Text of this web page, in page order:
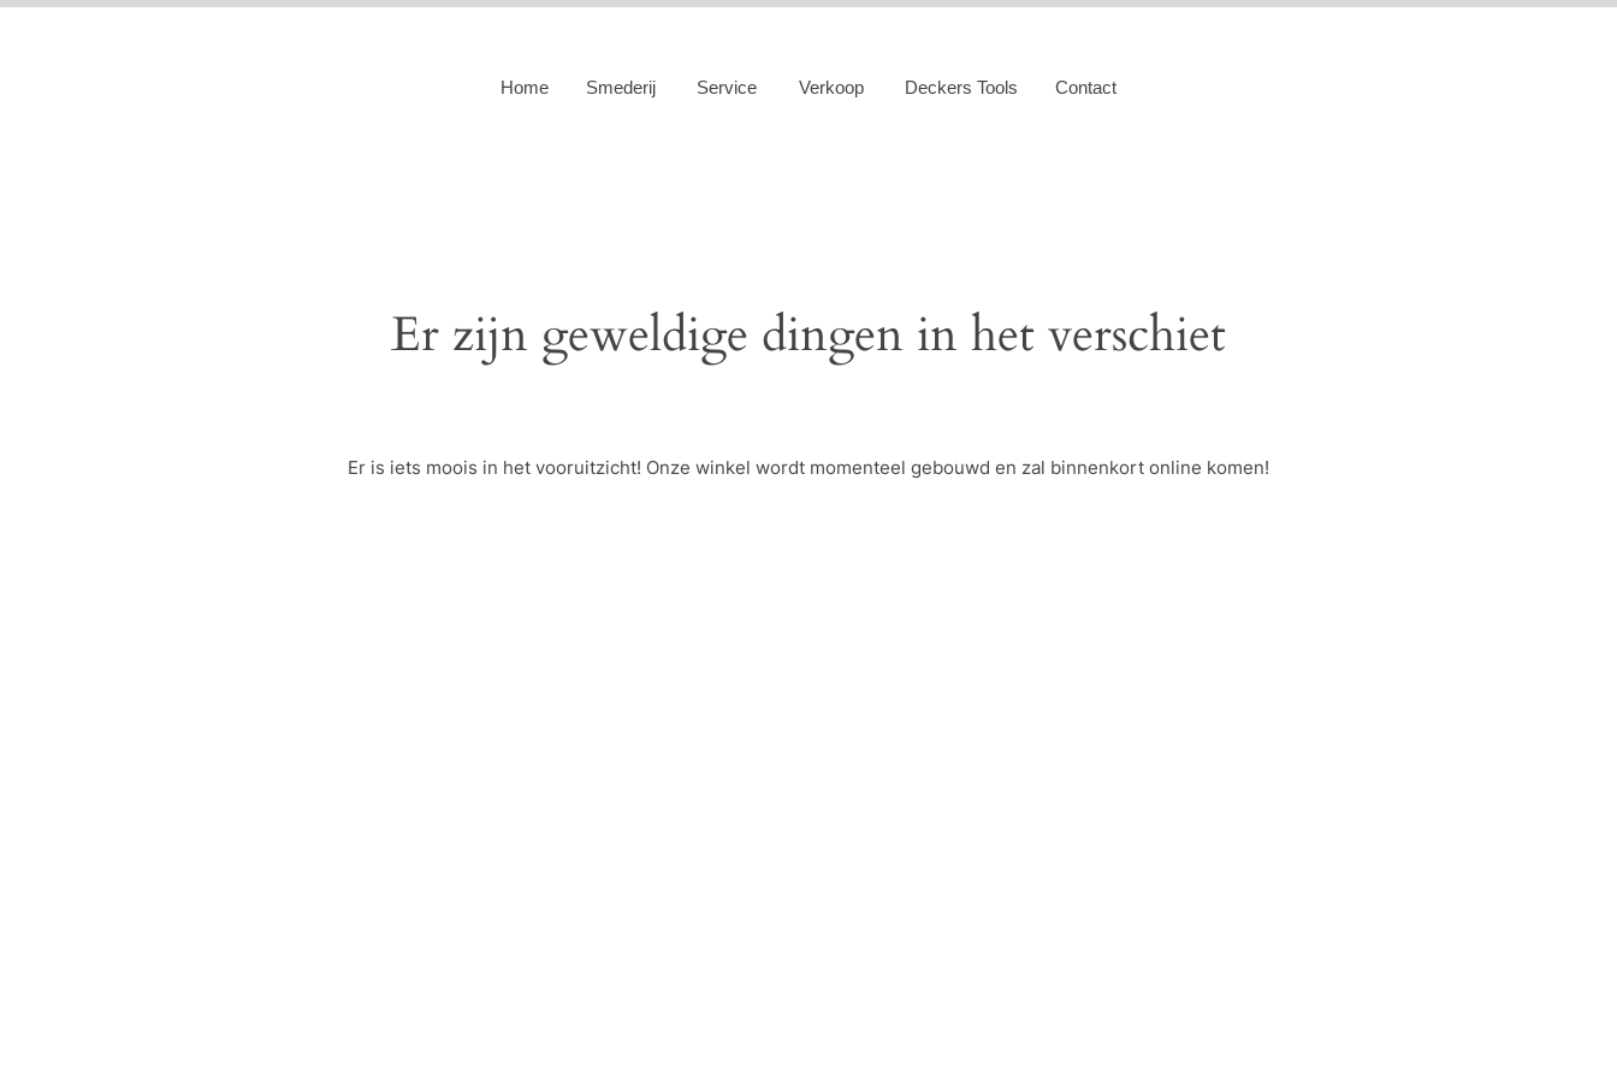
Home Smederij Service Verkoop Deckers Tools Contact
Er zijn geweldige dingen in het verschiet
Er is iets moois in het vooruitzicht! Onze winkel wordt momenteel gebouwd en zal binnenkort online komen!